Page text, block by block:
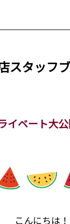
スタッフ
イベート大
こんにちは！